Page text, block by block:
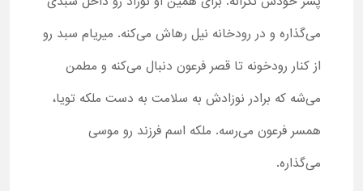
می‌گذاره و در رودخانه نیل رهاش می‌کنه. میریام سبد رو
از کنار رودخونه تا قصر فرعون دنبال می‌کنه و مطمن
می‌شه که برادر نوزادش به سلامت به دست ملکه تویا،
همسر فرعون می‌رسه. ملکه اسم فرزند رو موسی
می‌گذاره.